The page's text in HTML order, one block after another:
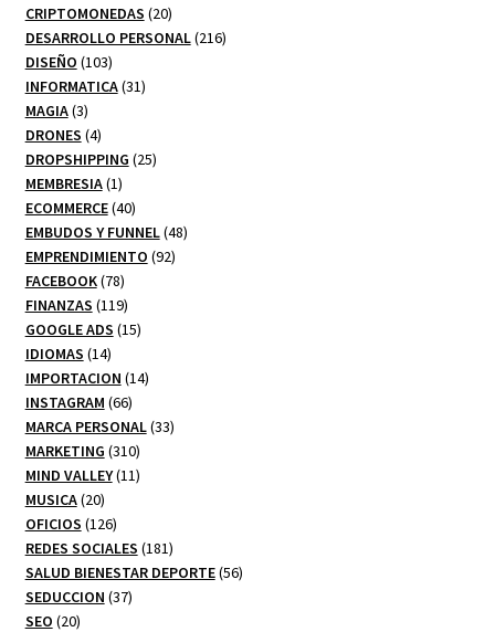
productos
CRIPTOMONEDAS 2020
productos
DESARROLLO PERSONAL 216216
DISEÑO 103103
productos
INFORMATICA 3131
MAGIA 33
productos
DRONES 44
productos
DROPSHIPPING 2525
MEMBRESIA 11
producto
ECOMMERCE 4040
productos
EMBUDOS Y FUNNEL 4848
EMPRENDIMIENTO 9292
FACEBOOK 7878
productos
FINANZAS 119119
productos
GOOGLE ADS 1515
IDIOMAS 1414
productos
IMPORTACION 1414
INSTAGRAM 6666
productos
MARCA PERSONAL 3333
MARKETING 310310
productos
MIND VALLEY 1111
MUSICA 2020
productos
OFICIOS 126126
productos
REDES SOCIALES 181181
productos
SALUD BIENESTAR DEPORTE 5656
SEDUCCION 3737
SEO 2020